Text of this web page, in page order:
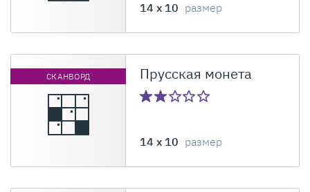
14 x 10 размер
СКАНВОРД Прусская монета
14 x 10 размер